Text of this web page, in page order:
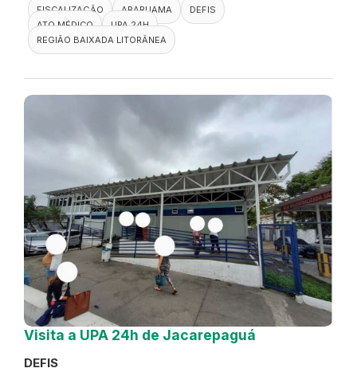
FISCALIZAÇÃO ARARUAMA
DEFIS
ATO MÉDICO
UPA 24H
REGIÃO BAIXADA LITORÂNEA
Visita a UPA 24h de Jacarepaguá
DEFIS